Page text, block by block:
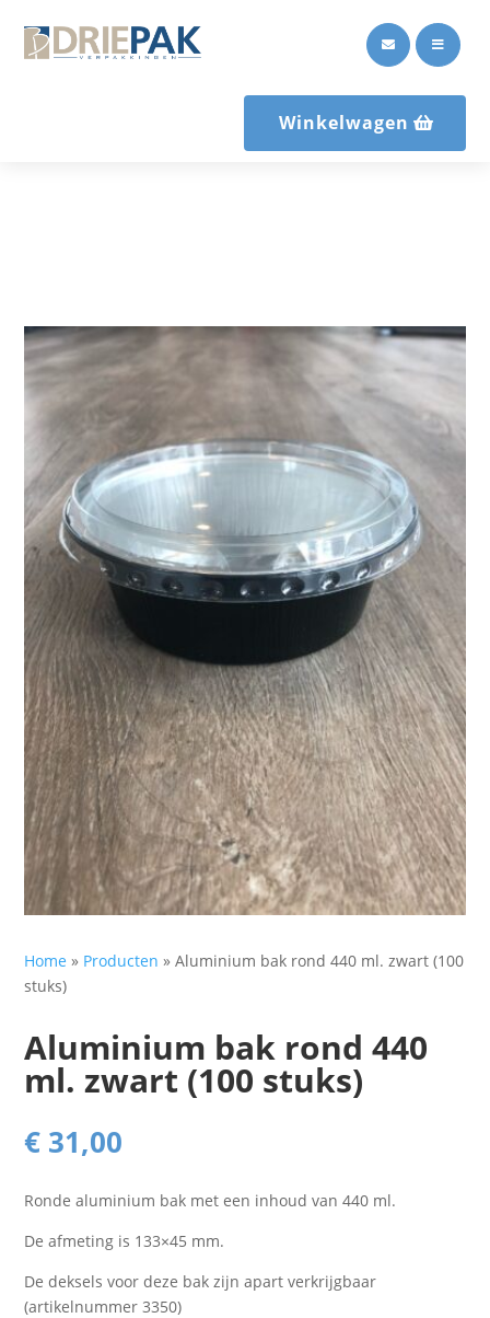
 
Winkelwagen
Home » Producten »Aluminium bak rond 440 ml. zwart (100
stuks)
Aluminium bak rond 440
ml. zwart (100 stuks)
€ 31,00
Ronde aluminium bak met een inhoud van 440 ml.
De afmeting is 133×45 mm.
De deksels voor deze bak zijn apart verkrijgbaar
(artikelnummer 3350)